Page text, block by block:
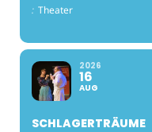
: Theater
2026
16
AUG
SCHLAGERTRÄUME